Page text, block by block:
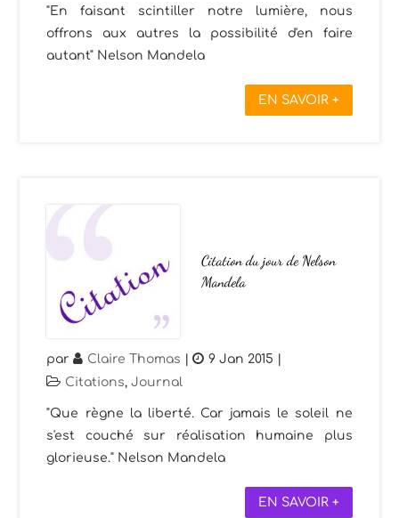
"En faisant scintiller notre lumière, nous
offrons aux autres la possibilité d'en faire
autant" Nelson Mandela
EN SAVOIR +
Citation du jour de Nelson
Mandela
par Claire Thomas | 9 Jan 2015 |
Citations,Journal
"Que règne la liberté. Car jamais le soleil ne
s'est couché sur réalisation humaine plus
glorieuse." Nelson Mandela
EN SAVOIR +